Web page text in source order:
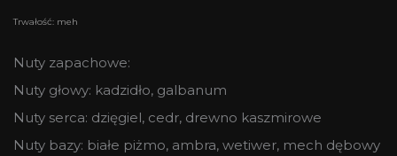
Trwałość: meh
Nuty zapachowe:
Nuty głowy: kadzidło, galbanum
Nuty serca: dzięgiel, cedr, drewno kaszmirowe
Nuty bazy: białe piżmo, ambra, wetiwer, mech dębowy